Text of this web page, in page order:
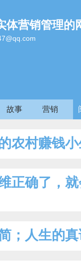
体营销管理的
故事 营销
农村赚钱
正确了，
；人生的